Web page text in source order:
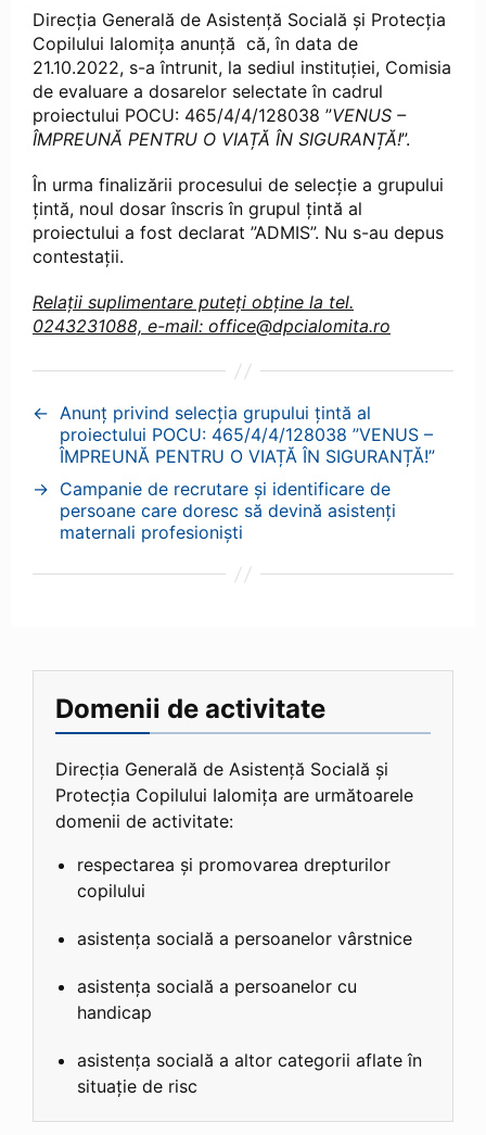
Direcția Generală de Asistență Socială și Protecția
Copilului Ialomița anunță că, în data de
21.10.2022, s-a întrunit, la sediul instituției, Comisia
de evaluare a dosarelor selectate în cadrul
proiectului POCU: 465/4/4/128038 ”VENUS –
ÎMPREUNĂ PENTRU O VIAȚĂ ÎN SIGURANȚĂ!”.
În urma finalizării procesului de selecție a grupului
țintă, noul dosar înscris în grupul țintă al
proiectului a fost declarat ”ADMIS”. Nu s-au depus
contestații.
Relații suplimentare puteți obține la tel.
0243231088, e-mail: office@dpcialomita.ro
← Anunț privind selecția grupului țintă al
proiectului POCU: 465/4/4/128038 ”VENUS –
ÎMPREUNĂ PENTRU O VIAȚĂ ÎN SIGURANȚĂ!”
→ Campanie de recrutare și identificare de
persoane care doresc să devină asistenți
maternali profesioniști
Domenii de activitate
Direcția Generală de Asistență Socială și
Protecția Copilului Ialomița are următoarele
domenii de activitate:
respectarea și promovarea drepturilor
copilului
asistența socială a persoanelor vârstnice
asistența socială a persoanelor cu
handicap
asistența socială a altor categorii aflate în
situație de risc